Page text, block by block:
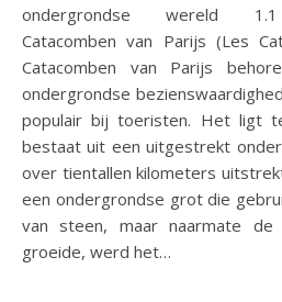
ondergrondse wereld 1.1
Catacomben van Parijs (Les
Catacomben van Parijs
ondergrondse
populair bij toeristen. Het ligt
bestaat uit een uitgestrekt
over tientallen kilometers
een ondergrondse grot die
van steen, maar naarmate
groeide, werd het…